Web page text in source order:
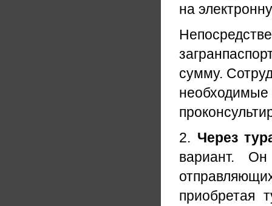
на
сумму.
необходимые
2. Через
вариант. Он
приобретая